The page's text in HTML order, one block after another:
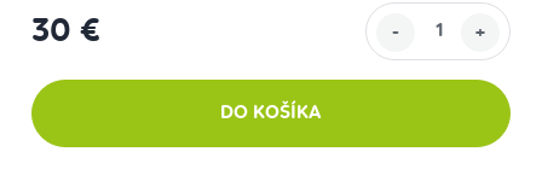
30 €
DO KOŠÍKA